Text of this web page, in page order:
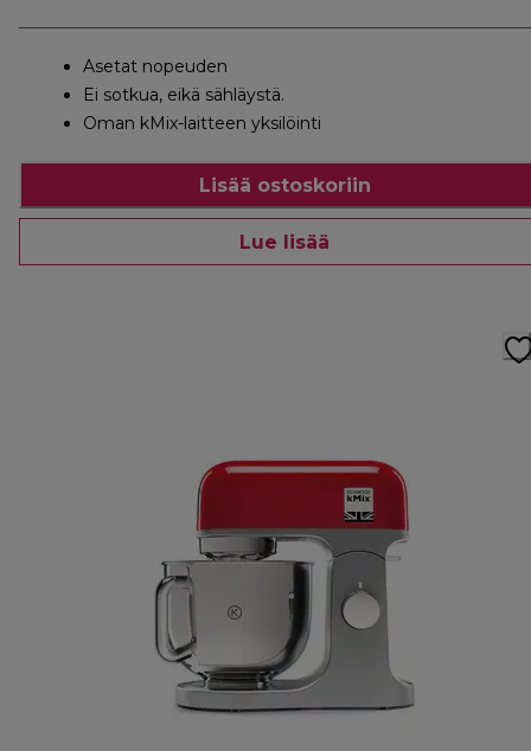
Asetat nopeuden
Ei sotkua, eikä sähläystä.
Oman kMix-laitteen yksilöinti
Lisää ostoskoriin
Lue lisää